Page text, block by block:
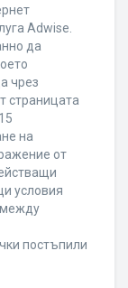
Adwise.
да
чрез
страницата
на
от
условия
между
постъпили